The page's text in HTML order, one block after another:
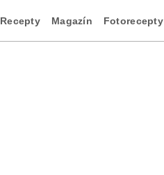
Recepty Magazín Fotorecepty